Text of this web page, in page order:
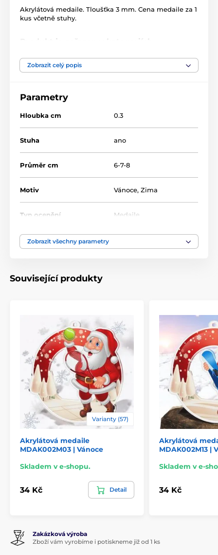
Akrylátová medaile. Tloušťka 3 mm. Cena medaile za 1
kus včetně stuhy.
Produkt je zařazen v kategoriích
Vánoce MDAK002
Zobrazit celý popis
Parametry
Hloubka cm 0.3
Stuha ano
Průměr cm 6-7-8
Motiv Vánoce, Zima
Typ ocenění Medaile
Materiál
Zobrazit všechny parametry
Související produkty
Varianty (57)
Akrylátová medaile
MDAK002M03 | Vánoce
Skladem v e-shopu.
34 Kč Detail
Akrylátová
MDAK002M13 |
Skladem v e-
34 Kč
Zakázková výroba
Zboží vám vyrobíme i potiskneme již od 1 ks